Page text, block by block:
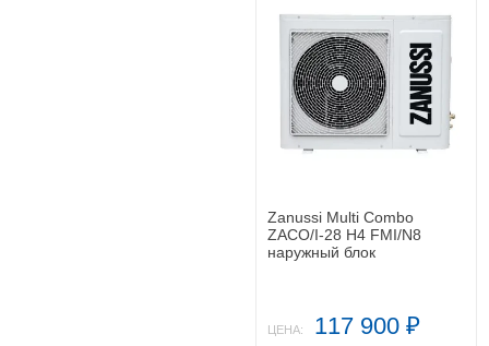
Zanussi Multi Combo
ZACO/I-28 H4 FMI/N8
наружный блок
ЦЕНА: 117 900 ₽